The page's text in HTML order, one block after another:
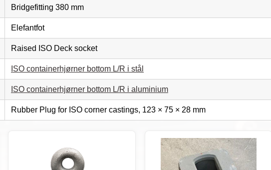
Bridgefitting 380 mm
Elefantfot
Raised ISO Deck socket
ISO containerhjørner bottom L/R i stål
ISO containerhjørner bottom L/R i aluminium
Rubber Plug for ISO corner castings, 123 × 75 × 28 mm